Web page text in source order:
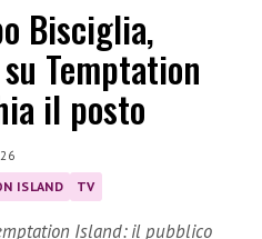
Bisciglia,
Temptation
il posto
ISLAND TV
Island: il pubblico